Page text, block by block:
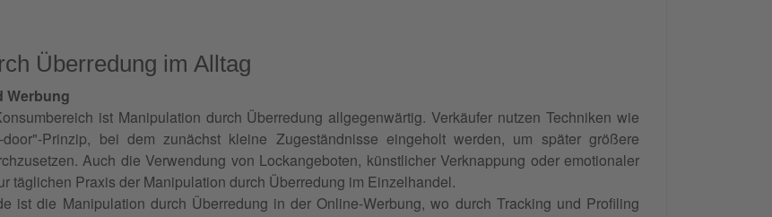
Überredung im Alltag
Werbung
ist Manipulation durch Überredung allgegenwärtig. Verkäufer nutzen Techniken wie
door"-Prinzip, bei dem zunächst kleine Zugeständnisse eingeholt werden, um später größere
Auch die Verwendung von Lockangeboten, künstlicher Verknappung oder emotionaler
täglichen Praxis der Manipulation durch Überredung im Einzelhandel.
ist die Manipulation durch Überredung in der Online-Werbung, wo durch Tracking und Profiling